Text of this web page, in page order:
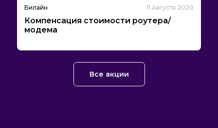
Билайн 11 Августа 2020
Компенсация стоимости роутера/
модема
Все акции